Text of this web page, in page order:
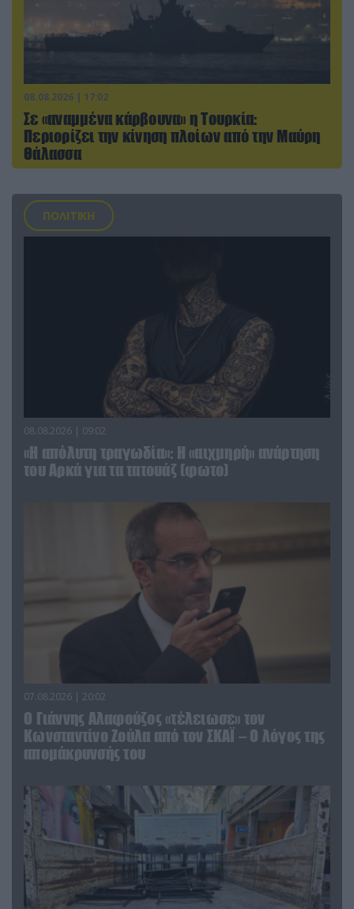
08.08.2026 | 17:02
Σε «αναμμένα κάρβουνα» η Τουρκία:
Περιορίζει την κίνηση πλοίων από την Μαύρη
Θάλασσα
ΠΟΛΙΤΙΚΗ
08.08.2026 | 09:02
«Η απόλυτη τραγωδία»: Η «αιχμηρή» ανάρτηση
του Αρκά για τα τατουάζ (φωτο)
07.08.2026 | 20:02
Ο Γιάννης Αλαφούζος «τέλειωσε» τον
Κωνσταντίνο Ζούλα από τον ΣΚΑΪ – Ο λόγος της
απομάκρυνσής του